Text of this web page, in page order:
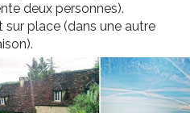
deux personnes).
place (dans une autre